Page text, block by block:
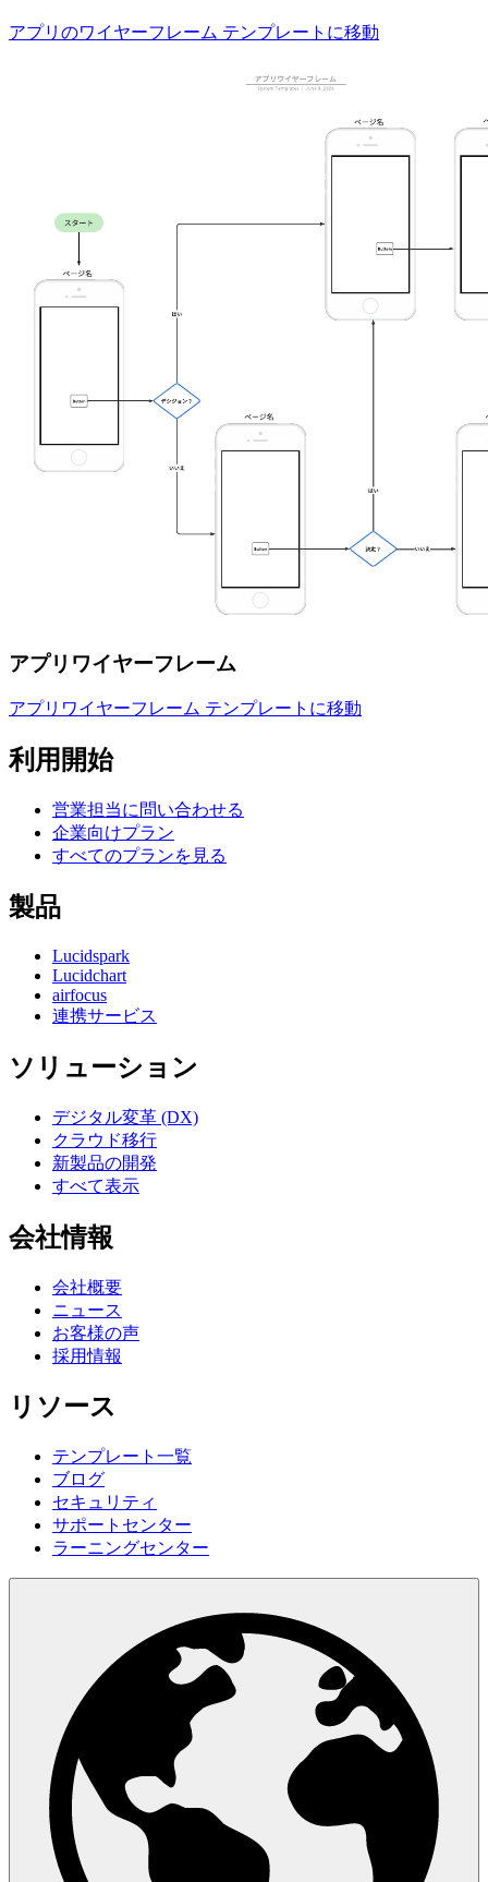
アプリのワイヤーフレーム テンプレートに移動
アプリワイヤーフレーム
アプリワイヤーフレーム テンプレートに移動
利用開始
営業担当に問い合わせる
企業向けプラン
すべてのプランを見る
製品
Lucidspark
Lucidchart
airfocus
連携サービス
ソリューション
デジタル変革 (DX)
クラウド移行
新製品の開発
すべて表示
会社情報
会社概要
ニュース
お客様の声
採用情報
リソース
テンプレート一覧
ブログ
セキュリティ
サポートセンター
ラーニングセンター